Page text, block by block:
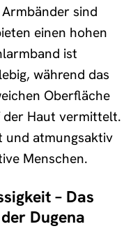
sind
einen hohen
ist
während das
Oberfläche
der Haut vermittelt.
und atmungsaktiv
Menschen.
– Das
Dugena